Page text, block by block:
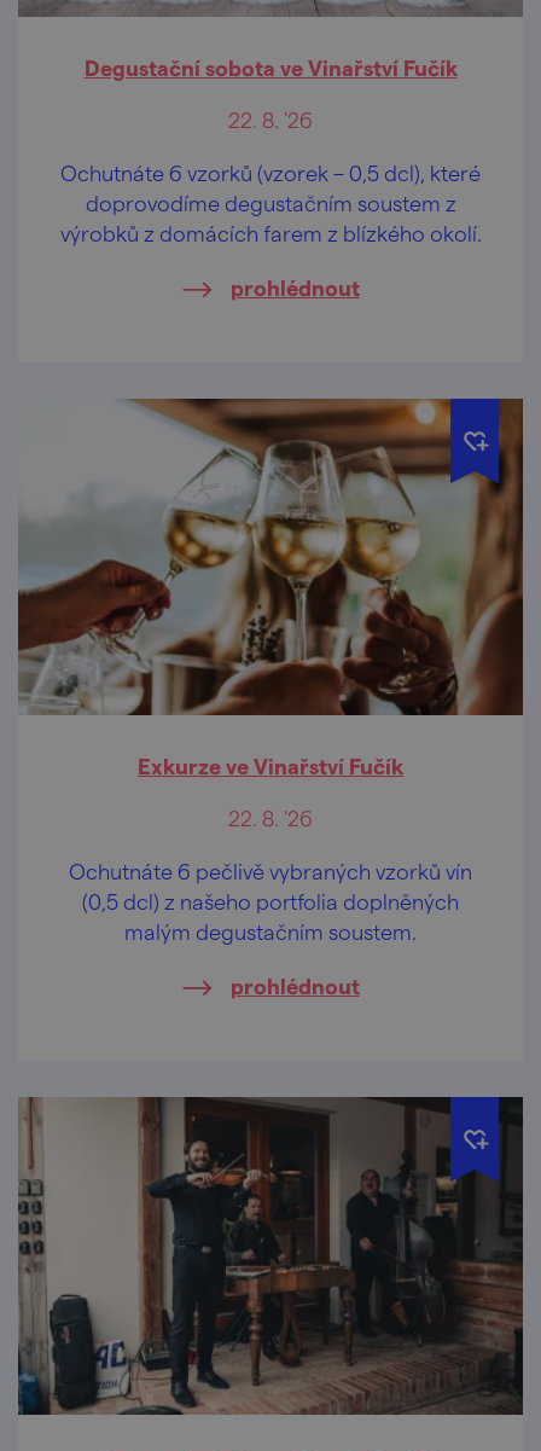
Degustační sobota ve Vinařství Fučík
22. 8. '26
Ochutnáte 6 vzorků (vzorek – 0,5 dcl), které
doprovodíme degustačním soustem z
výrobků z domácích farem z blízkého okolí.
prohlédnout
Exkurze ve Vinařství Fučík
22. 8. '26
Ochutnáte 6 pečlivě vybraných vzorků vín
(0,5 dcl) z našeho portfolia doplněných
malým degustačním soustem.
prohlédnout